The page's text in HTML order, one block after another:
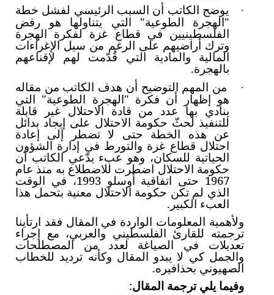
·
يوضح الكاتب أن السبب الرئيسي لفشل خطة
"الهجرة الطوعية" التي يتناولها هو رفض
الفلسطينيين في قطاع غزة لفكرة الهجرة
وترك أراضيهم على الرغم من سيل الإغراءات
المالية والمادية التي قُدّمت لهم لإقناعهم
بالهجرة.
·
من المهم التوضيح أن هدف الكاتب من مقاله
هو إظهار أن فكرة "الهجرة الطوعية" التي
ينادي بها عدد من قادة الاحتلال غير قابلة
للتنفيذ لحثّ حكومة الاحتلال على إيجاد بدائل
عن هذه الخطة حتى لا تضطر إلى إعادة
احتلال قطاع غزة والتورط في إدارة الشؤون
الحياتية للسكان، وهو عبء يدّعي الكاتب أن
حكومة الاحتلال اضطرت للاضطلاع به منذ عام
1967 حتى اتفاقية أوسلو 1993، في الوقت
الذي لم تكن حكومة الاحتلال معنية بتحمل هذا
العبء الكبير.
ولأهمية المعلومات الواردة في المقال فقد ارتأينا
ترجمته للقارئ الفلسطيني والعربي، مع إجراء
تعديلات في الصياغة لعدد من المصطلحات
والجمل كي لا يبدو المقال وكأنه ترديد للخطاب
الصهيوني بحذافيره.
وفيما يلي ترجمة المقال: